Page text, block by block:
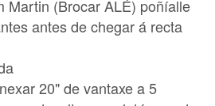
Martin (Brocar ALÉ) poñíalle
antes de chegar á recta
20" de vantaxe a 5